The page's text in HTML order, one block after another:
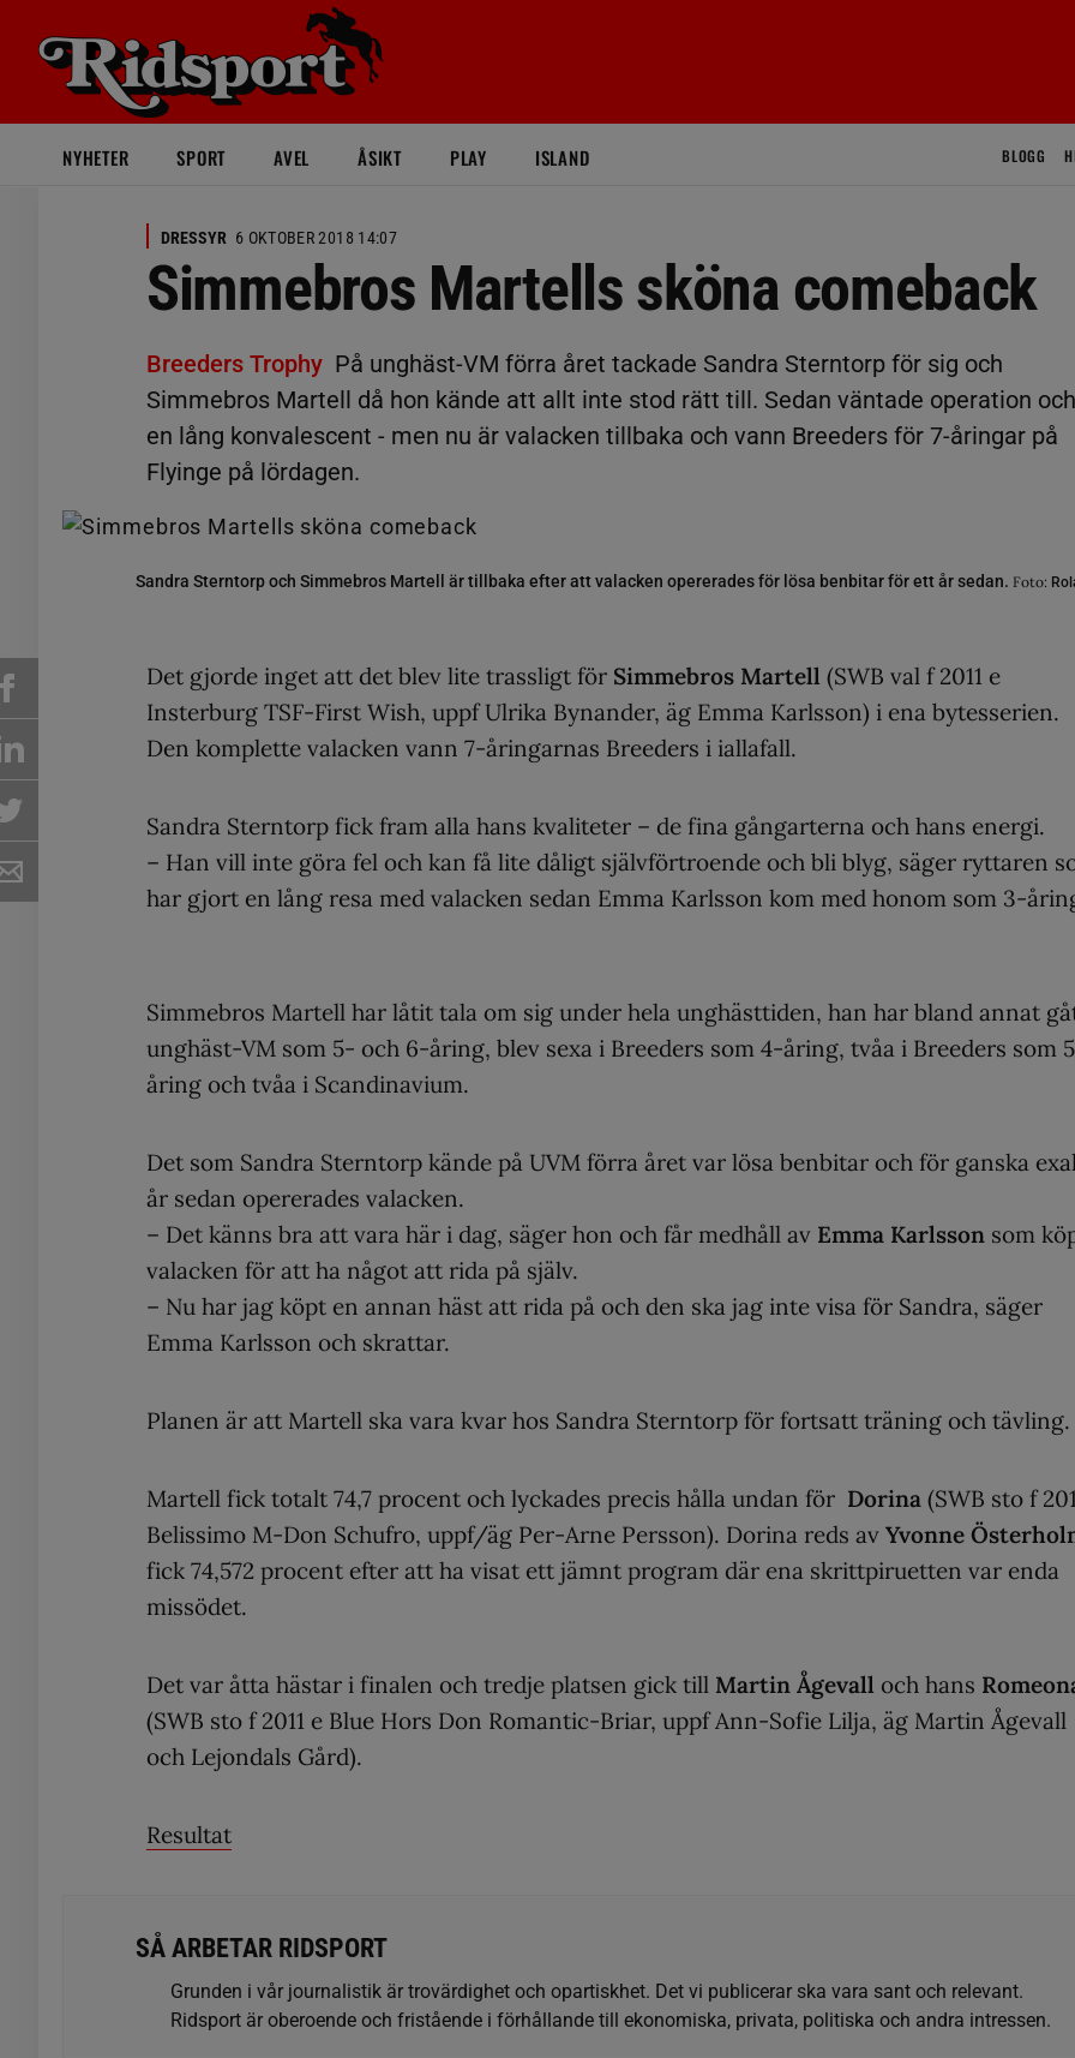
NYHETER SPORT AVEL ÅSIKT PLAY ISLAND BLOGG
DRESSYR 6 OKTOBER 2018 14:07
Simmebros Martells sköna comeback
Breeders Trophy På unghäst-VM förra året tackade Sandra Sterntorp för sig och
Simmebros Martell då hon kände att allt inte stod rätt till. Sedan väntade operation och
en lång konvalescent - men nu är valacken tillbaka och vann Breeders för 7-åringar på
Flyinge på lördagen.
Sandra Sterntorp och Simmebros Martell är tillbaka efter att valacken opererades för lösa benbitar för ett år sedan. Foto:
Det gjorde inget att det blev lite trassligt för Simmebros Martell (SWB val f 2011 e
Insterburg TSF-First Wish, uppf Ulrika Bynander, äg Emma Karlsson) i ena bytesserien.
Den komplette valacken vann 7-åringarnas Breeders i iallafall.
Sandra Sterntorp fick fram alla hans kvaliteter – de fina gångarterna och hans energi.
– Han vill inte göra fel och kan få lite dåligt självförtroende och bli blyg, säger ryttaren
har gjort en lång resa med valacken sedan Emma Karlsson kom med honom som 3-
Simmebros Martell har låtit tala om sig under hela unghästtiden, han har bland annat
unghäst-VM som 5- och 6-åring, blev sexa i Breeders som 4-åring, tvåa i Breeders som
åring och tvåa i Scandinavium.
Det som Sandra Sterntorp kände på UVM förra året var lösa benbitar och för ganska
år sedan opererades valacken.
– Det känns bra att vara här i dag, säger hon och får medhåll av Emma Karlsson som
valacken för att ha något att rida på själv.
– Nu har jag köpt en annan häst att rida på och den ska jag inte visa för Sandra, säger
Emma Karlsson och skrattar.
Planen är att Martell ska vara kvar hos Sandra Sterntorp för fortsatt träning och tävling.
Martell fick totalt 74,7 procent och lyckades precis hålla undan för Dorina (SWB sto f
Belissimo M-Don Schufro, uppf/äg Per-Arne Persson). Dorina reds av Yvonne
fick 74,572 procent efter att ha visat ett jämnt program där ena skrittpiruetten var enda
missödet.
Det var åtta hästar i finalen och tredje platsen gick till Martin Ågevall och hans
(SWB sto f 2011 e Blue Hors Don Romantic-Briar, uppf Ann-Sofie Lilja, äg Martin Ågevall
och Lejondals Gård).
Resultat
SÅ ARBETAR RIDSPORT
Grunden i vår journalistik är trovärdighet och opartiskhet. Det vi publicerar ska vara sant och relevant.
Ridsport är oberoende och fristående i förhållande till ekonomiska, privata, politiska och andra intressen.